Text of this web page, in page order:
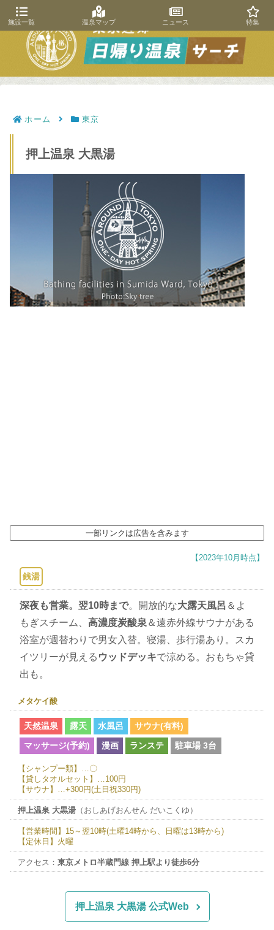
ホーム 東京
押上温泉 大黒湯
一部リンクは広告を含みます
【2023年10月時点】
銭湯
深夜も営業。翌10時まで。開放的な大露天風呂 ＆よ
もぎスチーム、 高濃度炭酸泉＆遠赤外線サウナがある
浴室が週替わりで男女入替。寝湯、歩行湯あり。スカ
イツリーが見える ウッドデッキで涼める。おもちゃ貸
出も。
メタケイ酸
天然温泉 露天 水風呂 サウナ(有料)
マッサージ(予約) 漫画 ランステ 駐車場 3台
【シャンプー類】…〇
【貸しタオルセット】…100円
【サウナ】…+300円(土日祝330円)
押上温泉 大黒湯（おしあげおんせん だいこくゆ）
【営業時間】15～翌10時(土曜14時から、日曜は13時から)
【定休日】火曜
アクセス： 東京メトロ半蔵門線 押上駅より徒歩6分
押上温泉 大黒湯 公式Web
施設一覧 温泉マップ ニュース 特集